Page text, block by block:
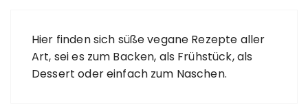
Hier finden sich süße vegane Rezepte aller
Art, sei es zum Backen, als Frühstück, als
Dessert oder einfach zum Naschen.